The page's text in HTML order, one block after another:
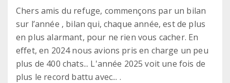
Chers amis du refuge, commençons par un bilan
sur l’année , bilan qui, chaque année, est de plus
en plus alarmant, pour ne rien vous cacher. En
effet, en 2024 nous avions pris en charge un peu
plus de 400 chats... L'année 2025 voit une fois de
plus le record battu avec... .